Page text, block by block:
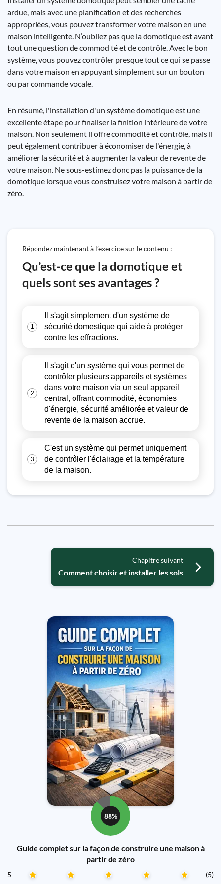
ardue, mais avec une planification et des recherches
appropriées, vous pouvez transformer votre maison en une
maison intelligente. N’oubliez pas que la domotique est avant
tout une question de commodité et de contrôle. Avec le bon
système, vous pouvez contrôler presque tout ce qui se passe
dans votre maison en appuyant simplement sur un bouton
ou par commande vocale.
En résumé, l'installation d'un système domotique est une
excellente étape pour finaliser la finition intérieure de votre
maison. Non seulement il offre commodité et contrôle, mais il
peut également contribuer à économiser de l'énergie, à
améliorer la sécurité et à augmenter la valeur de revente de
votre maison. Ne sous-estimez donc pas la puissance de la
domotique lorsque vous construisez votre maison à partir de
zéro.
Répondez maintenant à l’exercice sur le contenu :
Qu’est-ce que la domotique et
quels sont ses avantages ?
1
Il s'agit simplement d'un système de
sécurité domestique qui aide à protéger
contre les effractions.
2
Il s'agit d'un système qui vous permet de
contrôler plusieurs appareils et systèmes
dans votre maison via un seul appareil
central, offrant commodité, économies
d'énergie, sécurité améliorée et valeur de
revente de la maison accrue.
3
C'est un système qui permet uniquement
de contrôler l'éclairage et la température
de la maison.
Chapitre suivant
Comment choisir et installer les sols
88%
Guide complet sur la façon de construire une maison à
partir de zéro
5
(5)